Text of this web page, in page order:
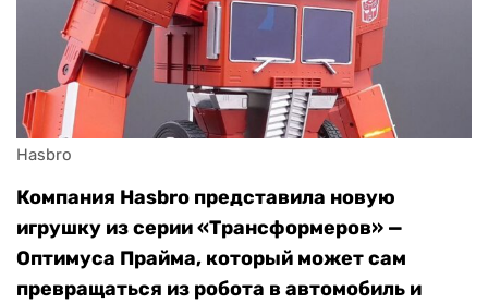
Hasbro
Компания Hasbro представила новую
игрушку из серии «‎Трансформеров» —
Оптимуса Прайма, который может сам
превращаться из робота в автомобиль и